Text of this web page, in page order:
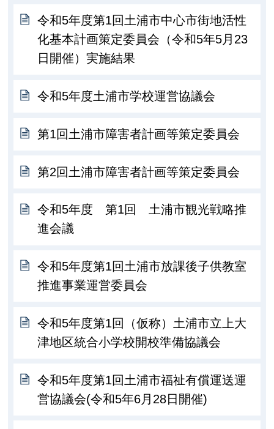
令和5年度第1回土浦市中心市街地活性
化基本計画策定委員会（令和5年5月23
日開催）実施結果
令和5年度土浦市学校運営協議会
第1回土浦市障害者計画等策定委員会
第2回土浦市障害者計画等策定委員会
令和5年度 第1回 土浦市観光戦略推
進会議
令和5年度第1回土浦市放課後子供教室
推進事業運営委員会
令和5年度第1回（仮称）土浦市立上大
津地区統合小学校開校準備協議会
令和5年度第1回土浦市福祉有償運送運
営協議会(令和5年6月28日開催)